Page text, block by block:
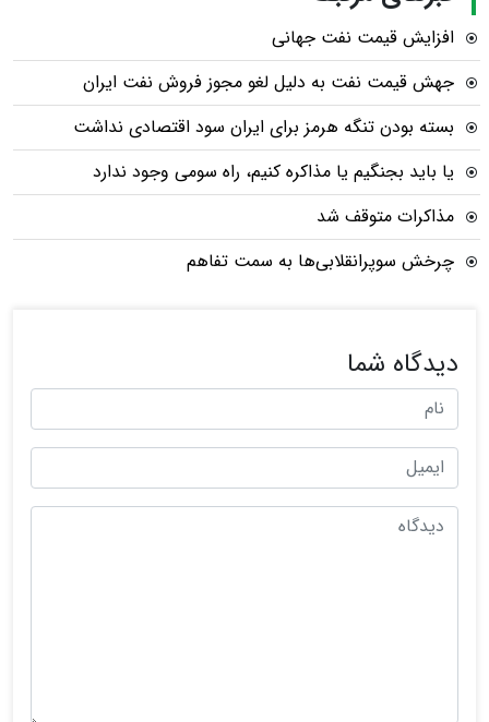
افزایش قیمت نفت جهانی
جهش قیمت نفت به دلیل لغو مجوز فروش نفت ایران
بسته بودن تنگه هرمز برای ایران سود اقتصادی نداشت
یا باید بجنگیم یا مذاکره کنیم، راه سومی وجود ندارد
مذاکرات متوقف شد
چرخش سوپرانقلابی‌ها به سمت تفاهم
دیدگاه شما